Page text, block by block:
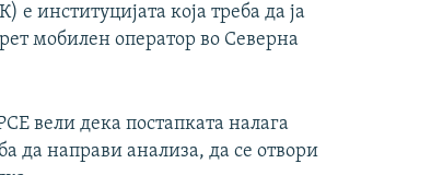
институцијата која треба да ја
мобилен оператор во Северна
вели дека постапката налага
да направи анализа, да се отвори